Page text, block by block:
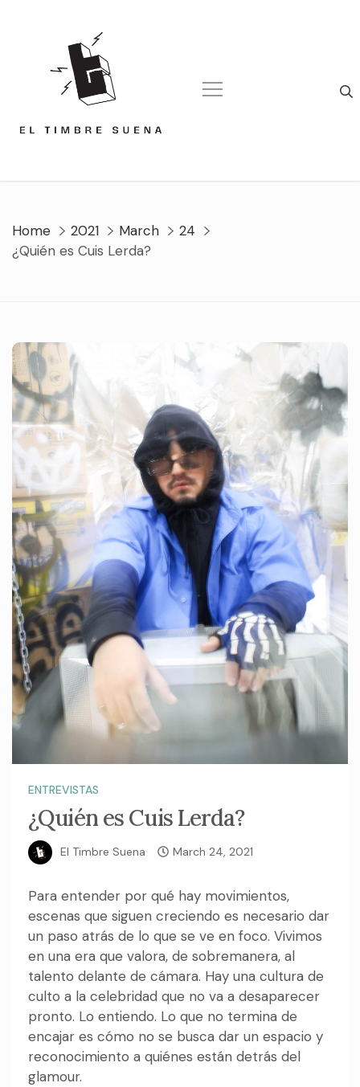
Home 2021 March
24
¿Quién es Cuis Lerda?
ENTREVISTAS
¿Quién es Cuis Lerda?
El Timbre Suena March 24, 2021
Para entender por qué hay movimientos,
escenas que siguen creciendo es necesario dar
un paso atrás de lo que se ve en foco. Vivimos
en una era que valora, de sobremanera, al
talento delante de cámara. Hay una cultura de
culto a la celebridad que no va a desaparecer
pronto. Lo entiendo. Lo que no termina de
encajar es cómo no se busca dar un espacio y
reconocimiento a quiénes están detrás del
glamour.